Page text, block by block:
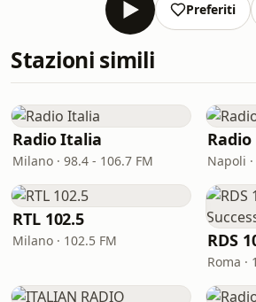
Preferiti
Stazioni simili
Radio Italia
Milano · 98.4 - 106.7 FM Napoli
RTL 102.5
Milano · 102.5 FM
Roma ·